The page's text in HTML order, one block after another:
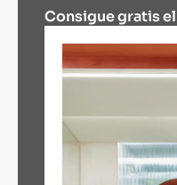
Consigue gratis